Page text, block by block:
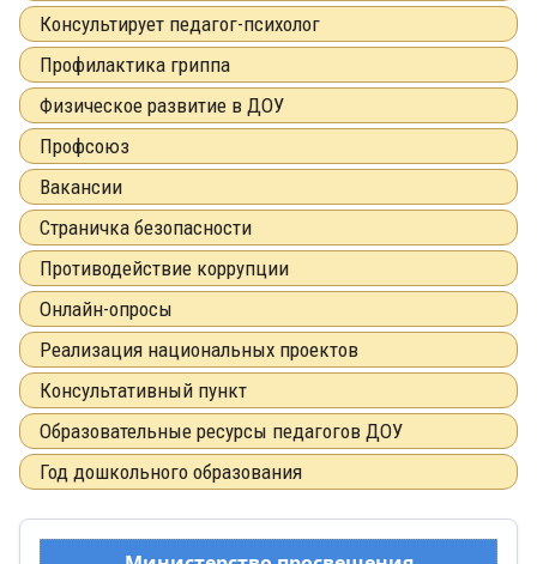
Консультирует педагог-психолог
Профилактика гриппа
Физическое развитие в ДОУ
Профсоюз
Вакансии
Страничка безопасности
Противодействие коррупции
Онлайн-опросы
Реализация национальных проектов
Консультативный пункт
Образовательные ресурсы педагогов ДОУ
Год дошкольного образования